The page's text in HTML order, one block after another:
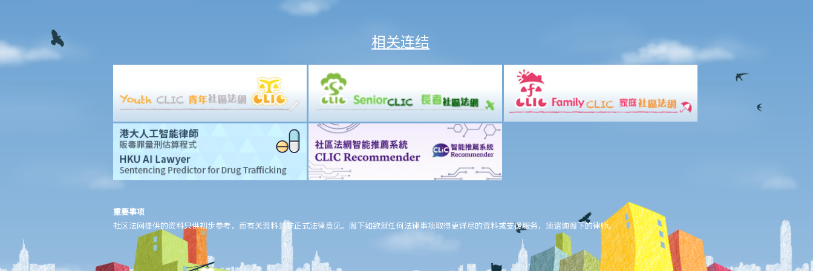
相关连结
重要事项
社区法网提供的资料只供初步参考，而有关资料并非正式法律意见。阁下如欲就任何法律事项取得更详尽的资料或支援服务，须谘询阁下的律师。